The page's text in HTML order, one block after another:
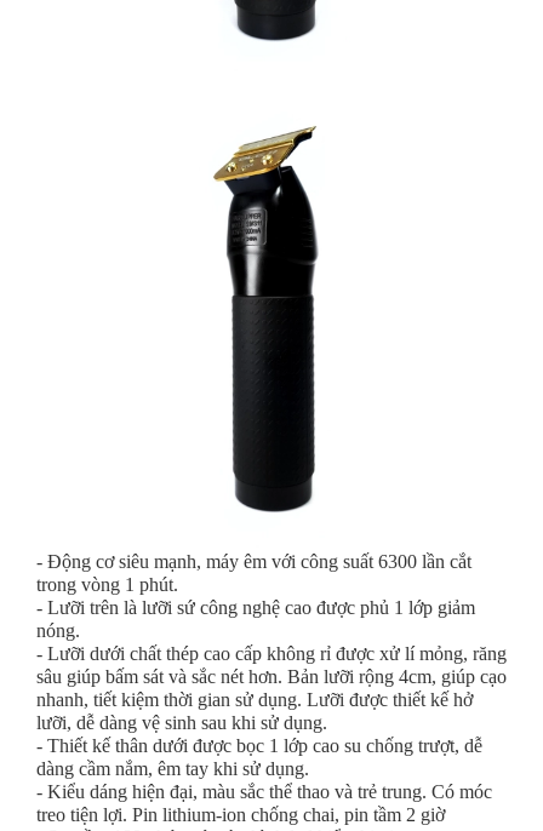
- Động cơ siêu mạnh, máy êm với công suất 6300 lần cắt
trong vòng 1 phút.
- Lưỡi trên là lưỡi sứ công nghệ cao được phủ 1 lớp giảm
nóng.
- Lưỡi dưới chất thép cao cấp không rỉ được xử lí mỏng, răng
sâu giúp bấm sát và sắc nét hơn. Bản lưỡi rộng 4cm, giúp cạo
nhanh, tiết kiệm thời gian sử dụng. Lưỡi được thiết kế hở
lưỡi, dễ dàng vệ sinh sau khi sử dụng.
- Thiết kế thân dưới được bọc 1 lớp cao su chống trượt, dễ
dàng cầm nắm, êm tay khi sử dụng.
- Kiểu dáng hiện đại, màu sắc thể thao và trẻ trung. Có móc
treo tiện lợi. Pin lithium-ion chống chai, pin tầm 2 giờ